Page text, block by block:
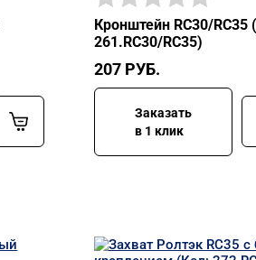
Кронштейн RC30/RC35
261.RC30/RC35)
207 РУБ.
Заказать
в 1 клик